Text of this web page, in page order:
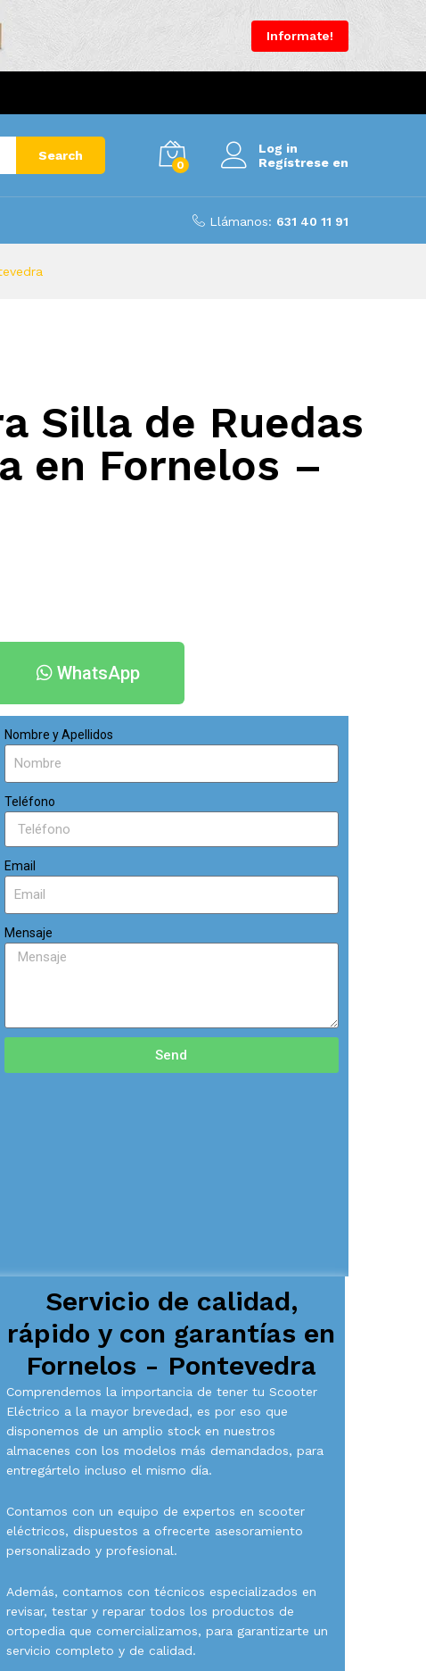
Informate!
Search
0
Log in
Regístrese en
Llámanos: 631 40 11 91
Silla de Ruedas
en Fornelos –
WhatsApp
Nombre y Apellidos
Teléfono
Email
Mensaje
Send
Servicio de calidad,
rápido y con garantías en
Fornelos - Pontevedra
Comprendemos la importancia de tener tu Scooter
Eléctrico a la mayor brevedad, es por eso que
disponemos de un amplio stock en nuestros
almacenes con los modelos más demandados, para
entregártelo incluso el mismo día.
Contamos con un equipo de expertos en scooter
eléctricos, dispuestos a ofrecerte asesoramiento
personalizado y profesional.
Además, contamos con técnicos especializados en
revisar, testar y reparar todos los productos de
ortopedia que comercializamos, para garantizarte un
servicio completo y de calidad.